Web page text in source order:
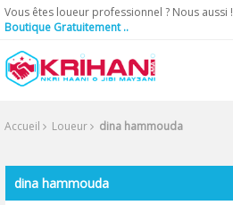
Vous êtes loueur professionnel ? Nous aussi !
Boutique Gratuitement ..
Accueil Loueur dina hammouda
dina hammouda